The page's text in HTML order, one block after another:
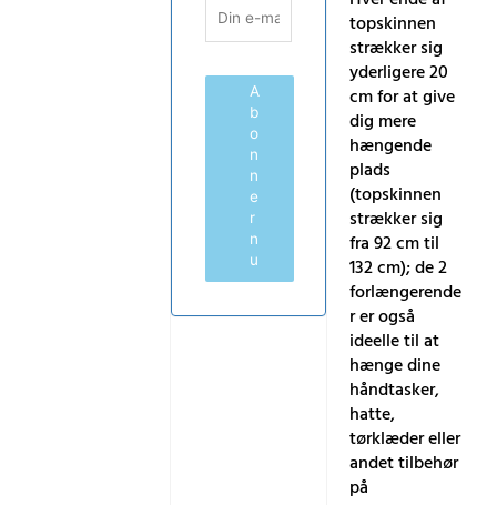
A
b
o
n
n
e
r
n
u
topskinnen
strækker sig
yderligere 20
cm for at give
dig mere
hængende
plads
(topskinnen
strækker sig
fra 92 cm til
132 cm); de 2
forlængerende
r er også
ideelle til at
hænge dine
håndtasker,
hatte,
tørklæder eller
andet tilbehør
på